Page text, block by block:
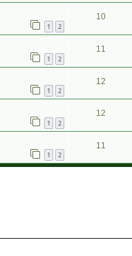
1 2
10
1 2
11
1 2
12
1 2
12
1 2
11